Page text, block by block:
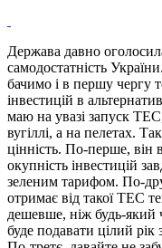
Держава давно
самодостатність
бачимо і в першу чергу
інвестицій в
маю на увазі запуск
вугіллі, а на пелетах.
цінність. По-перше, він
окупність інвестицій
зеленим тарифом. По-
отримає від такої ТЕС
дешевше, ніж будь-
буде подавати цілий